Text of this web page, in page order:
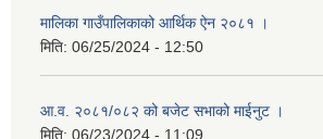
मालिका गाउँपालिकाको आर्थिक ऐन २०८१ ।
मिति: 06/25/2024 - 12:50
आ.व. २०८१/०८२ को बजेट सभाको माईनुट ।
मिति: 06/23/2024 - 11:09